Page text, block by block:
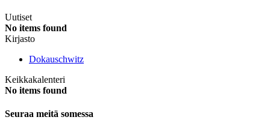
Uutiset
No items found
Kirjasto
Dokauschwitz
Keikkakalenteri
No items found
Seuraa meitä somessa